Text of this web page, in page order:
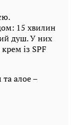
15 хвилин
душ. У них
із SPF
алое –